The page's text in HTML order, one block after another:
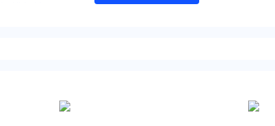
娱排行榜：https://www.yaopaiming.com/
media/ent-article/379187.html